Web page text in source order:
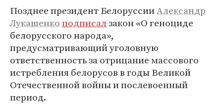
Позднее президент БелоруссииАлександр
Лукашенкоподписалзакон «О геноциде
белорусского народа»,
предусматривающий уголовную
ответственность за отрицание массового
истребления белорусов в годы Великой
Отечественной войны и послевоенный
период.